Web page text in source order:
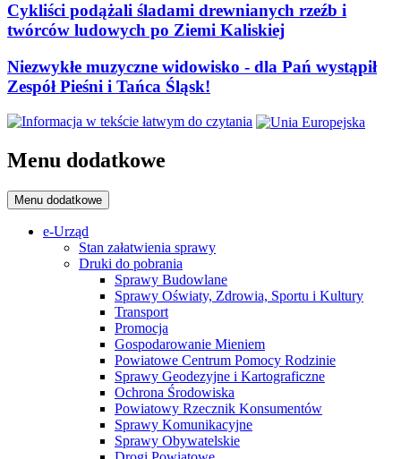
Cykliści podążali śladami drewnianych rzeźb i
twórców ludowych po Ziemi Kaliskiej
Niezwykłe muzyczne widowisko - dla Pań wystąpił
Zespół Pieśni i Tańca Śląsk!
Menu dodatkowe
Menu dodatkowe
e-Urząd
Stan załatwienia sprawy
Druki do pobrania
Sprawy Budowlane
Sprawy Oświaty, Zdrowia, Sportu i Kultury
Transport
Promocja
Gospodarowanie Mieniem
Powiatowe Centrum Pomocy Rodzinie
Sprawy Geodezyjne i Kartograficzne
Ochrona Środowiska
Powiatowy Rzecznik Konsumentów
Sprawy Komunikacyjne
Sprawy Obywatelskie